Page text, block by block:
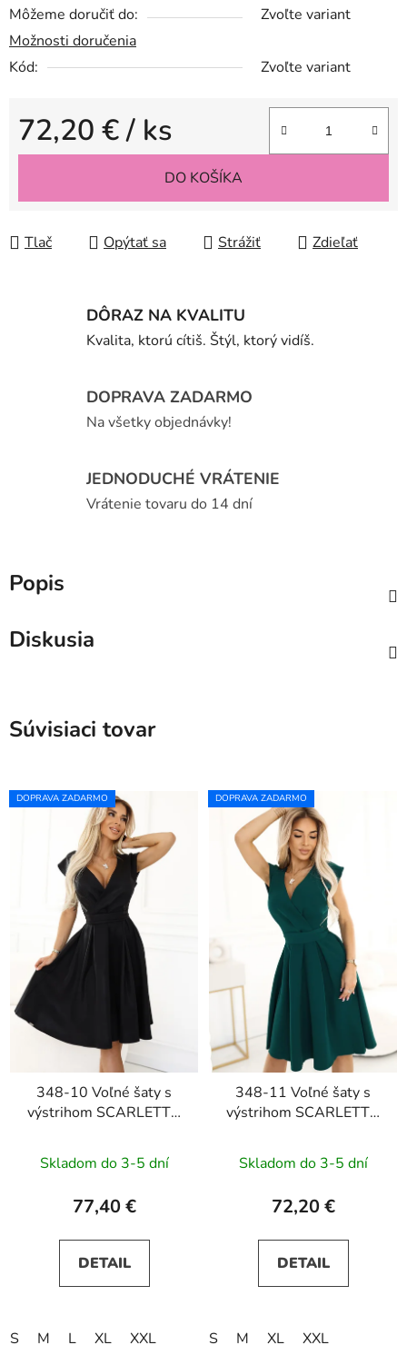
Môžeme doručiť do:
Zvoľte variant
Možnosti doručenia
Kód:
Zvoľte variant
72,20 €/ ks
Jednotková cena:
DO KOŠÍKA
Tlač Opýtať sa Strážiť Zdieľať
DÔRAZ NA KVALITU
Kvalita, ktorú cítiš. Štýl, ktorý vidíš.
DOPRAVA ZADARMO
Na všetky objednávky!
JEDNODUCHÉ VRÁTENIE
Vrátenie tovaru do 14 dní
Popis
Diskusia
Súvisiaci tovar
DOPRAVA ZADARMO
348-10 Voľné šaty s
výstrihom SCARLETT -
Skladom do 3-5 dní
77,40 €
DETAIL
S M L XL XXL
DOPRAVA ZADARMO
348-11 Voľné šaty s
výstrihom SCARLETT -
Skladom do 3-5 dní
72,20 €
DETAIL
S M XL XXL